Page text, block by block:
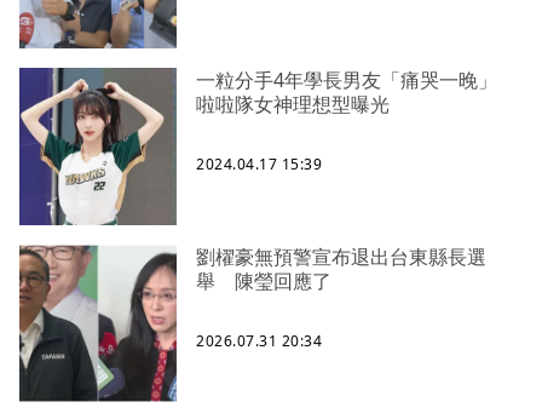
一粒分手4年學長男友「痛哭一晚」
啦啦隊女神理想型曝光
2024.04.17 15:39
劉櫂豪無預警宣布退出台東縣長選
舉 陳瑩回應了
2026.07.31 20:34